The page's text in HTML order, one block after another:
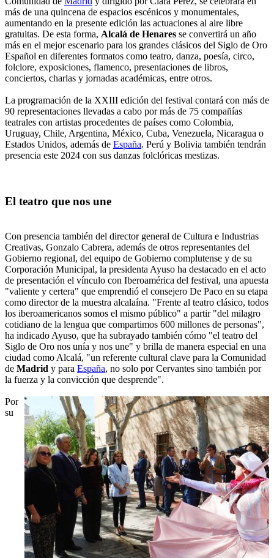
más de una quincena de espacios escénicos y monumentales,
aumentando en la presente edición las actuaciones al aire libre
gratuitas. De esta forma, Alcalá de Henares se convertirá un año
más en el mejor escenario para los grandes clásicos del Siglo de Oro
Español en diferentes formatos como teatro, danza, poesía, circo,
folclore, exposiciones, flamenco, presentaciones de libros,
conciertos, charlas y jornadas académicas, entre otros.
La programación de la XXIII edición del festival contará con más de
90 representaciones llevadas a cabo por más de 75 compañías
teatrales con artistas procedentes de países como Colombia,
Uruguay, Chile, Argentina, México, Cuba, Venezuela, Nicaragua o
Estados Unidos, además de España. Perú y Bolivia también tendrán
presencia este 2024 con sus danzas folclóricas mestizas.
El teatro que nos une
Con presencia también del director general de Cultura e Industrias
Creativas, Gonzalo Cabrera, además de otros representantes del
Gobierno regional, del equipo de Gobierno complutense y de su
Corporación Municipal, la presidenta Ayuso ha destacado en el acto
de presentación el vínculo con Iberoamérica del festival, una apuesta
"valiente y certera" que emprendió el consejero De Paco en su etapa
como director de la muestra alcalaína. "Frente al teatro clásico, todos
los iberoamericanos somos el mismo público" a partir "del milagro
cotidiano de la lengua que compartimos 600 millones de personas",
ha indicado Ayuso, que ha subrayado también cómo "el teatro del
Siglo de Oro nos unía y nos une" y brilla de manera especial en una
ciudad como Alcalá, "un referente cultural clave para la Comunidad
de Madrid y para España, no solo por Cervantes sino también por
la fuerza y la convicción que desprende".
Por
su